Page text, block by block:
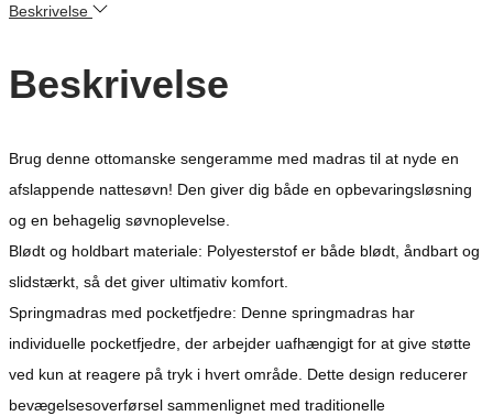
Beskrivelse
Beskrivelse
Brug denne ottomanske sengeramme med madras til at nyde en
afslappende nattesøvn! Den giver dig både en opbevaringsløsning
og en behagelig søvnoplevelse.
Blødt og holdbart materiale: Polyesterstof er både blødt, åndbart og
slidstærkt, så det giver ultimativ komfort.
Springmadras med pocketfjedre: Denne springmadras har
individuelle pocketfjedre, der arbejder uafhængigt for at give støtte
ved kun at reagere på tryk i hvert område. Dette design reducerer
bevægelsesoverførsel sammenlignet med traditionelle